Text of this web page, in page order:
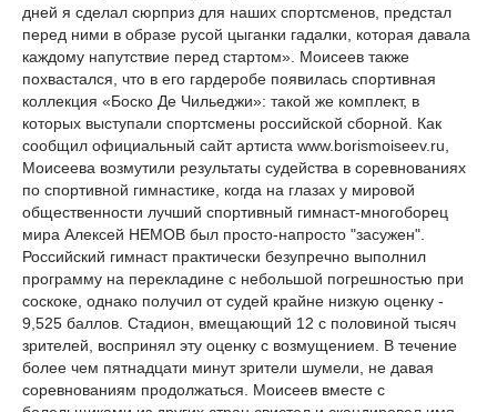
дней я сделал сюрприз для наших спортсменов, предстал
перед ними в образе русой цыганки гадалки, которая давала
каждому напутствие перед стартом». Моисеев также
похвастался, что в его гардеробе появилась спортивная
коллекция «Боско Де Чильеджи»: такой же комплект, в
которых выступали спортсмены российской сборной. Как
сообщил официальный сайт артиста www.borismoiseev.ru,
Моисеева возмутили результаты судейства в соревнованиях
по спортивной гимнастике, когда на глазах у мировой
общественности лучший спортивный гимнаст-многоборец
мира Алексей НЕМОВ был просто-напросто "засужен".
Российский гимнаст практически безупречно выполнил
программу на перекладине с небольшой погрешностью при
соскоке, однако получил от судей крайне низкую оценку -
9,525 баллов. Стадион, вмещающий 12 с половиной тысяч
зрителей, воспринял эту оценку с возмущением. В течение
более чем пятнадцати минут зрители шумели, не давая
соревнованиям продолжаться. Моисеев вместе с